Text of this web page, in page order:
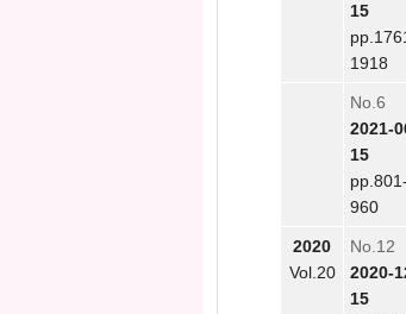
15
1918
No.6
2021-
15
pp.801-
960
2020
Vol.20
No.12
2020-
15